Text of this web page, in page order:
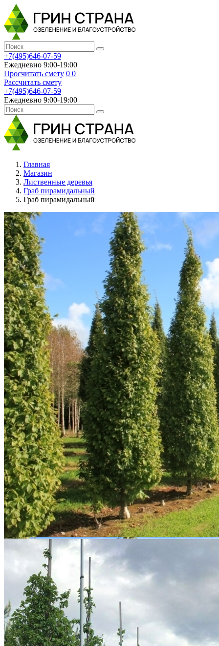
+7(495)646-07-59
Ежедневно 9:00-19:00
Просчитать смету 0 0
Рассчитать смету
+7(495)646-07-59
Ежедневно 9:00-19:00
Главная
Магазин
Лиственные деревья
Граб пирамидальный
Граб пирамидальный